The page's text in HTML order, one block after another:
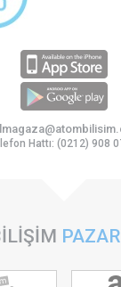
Hattı: (0212) 908